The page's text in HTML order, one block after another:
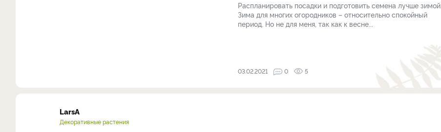
Распланировать посадки и подготовить семена лучше зимой.
Зима для многих огородников – относительно спокойный
период. Но не для меня, так как к весне...
03.02.2021 0 5
LarsA
Декоративные растения